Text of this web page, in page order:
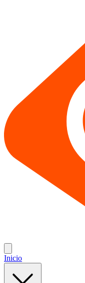
Inicio